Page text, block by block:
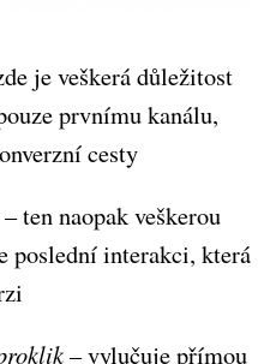
je veškerá důležitost
prvnímu kanálu,
cesty
ten naopak veškerou
poslední interakci, která
– vylučuje přímou